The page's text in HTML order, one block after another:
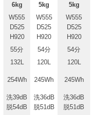
6kg 5kg 5kg
W555
D525
H920
W555
D525
H920
W555
D525
H920
55分 54分
54分
132L 120L
120L
254Wh 245Wh 245Wh
洗39dB
脱54dB
洗36dB
脱51dB
洗36dB
脱51dB